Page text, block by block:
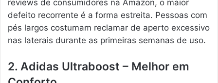
reviews de consumidores na Amazon, o maior
defeito recorrente é a forma estreita. Pessoas com
pés largos costumam reclamar de aperto excessivo
nas laterais durante as primeiras semanas de uso.
2. Adidas Ultraboost – Melhor em